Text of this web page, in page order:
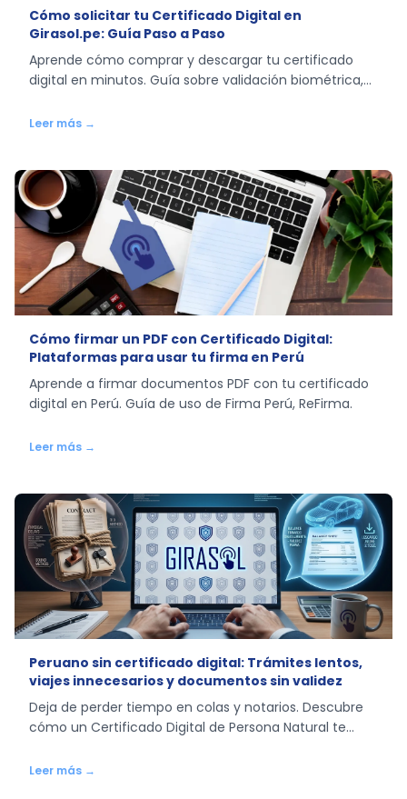
Cómo solicitar tu Certificado Digital en
Girasol.pe: Guía Paso a Paso
Aprende cómo comprar y descargar tu certificado
digital en minutos. Guía sobre validación biométrica,
Leer más →
Cómo firmar un PDF con Certificado Digital:
Plataformas para usar tu firma en Perú
Aprende a firmar documentos PDF con tu certificado
digital en Perú. Guía de uso de Firma Perú, ReFirma.
Leer más →
Peruano sin certificado digital: Trámites lentos,
viajes innecesarios y documentos sin validez
Deja de perder tiempo en colas y notarios. Descubre
cómo un Certificado Digital de Persona Natural te
casa.
Leer más →